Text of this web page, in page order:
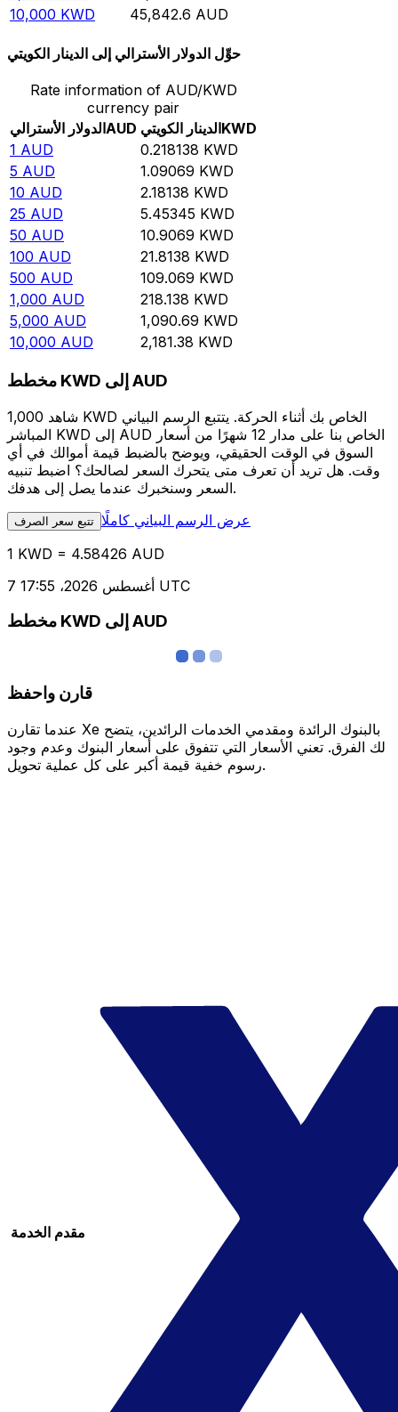
10,000 KWD 45,842.6 AUD
حوِّل الدولار الأسترالي إلى الدينار الكويتي
Rate information of AUD/KWD
currency pair
الدولار الأستراليAUD الدينار الكويتيKWD
1 AUD 0.218138 KWD
5 AUD 1.09069 KWD
10 AUD 2.18138 KWD
25 AUD 5.45345 KWD
50 AUD 10.9069 KWD
100 AUD 21.8138 KWD
500 AUD 109.069 KWD
1,000 AUD 218.138 KWD
5,000 AUD 1,090.69 KWD
10,000 AUD 2,181.38 KWD
مخطط KWD إلى AUD
شاهد 1,000 KWD الخاص بك أثناء الحركة. يتتبع الرسم البياني
المباشر KWD إلى AUD الخاص بنا على مدار 12 شهرًا من أسعار
السوق في الوقت الحقيقي، ويوضح بالضبط قيمة أموالك في أي
وقت. هل تريد أن تعرف متى يتحرك السعر لصالحك؟ اضبط تنبيه
السعر وسنخبرك عندما يصل إلى هدفك.
تتبع سعر الصرف عرض الرسم البياني كاملًا
1 KWD = 4.58426 AUD
7 أغسطس 2026، 17:55 UTC
مخطط KWD إلى AUD
قارن واحفظ
عندما تقارن Xe بالبنوك الرائدة ومقدمي الخدمات الرائدين، يتضح
لك الفرق. تعني الأسعار التي تتفوق على أسعار البنوك وعدم وجود
رسوم خفية قيمة أكبر على كل عملية تحويل.
مقدم الخدمة